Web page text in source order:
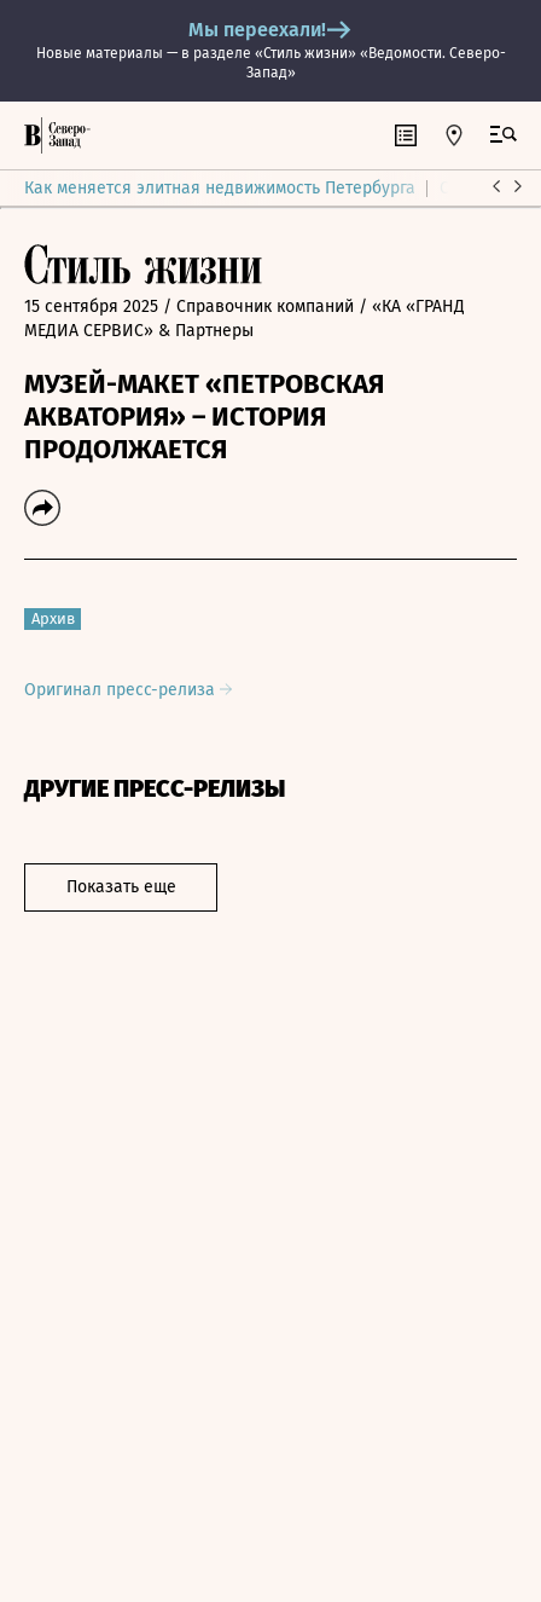
Мы переехали!
Новые материалы — в разделе «Стиль жизни» «Ведомости. Северо-
Запад»
Как меняется элитная недвижимость Петербурга Ситуация
15 сентября 2025 / Справочник компаний / «КА «ГРАНД
МЕДИА СЕРВИС» & Партнеры
МУЗЕЙ-МАКЕТ «ПЕТРОВСКАЯ
АКВАТОРИЯ» – ИСТОРИЯ
ПРОДОЛЖАЕТСЯ
Архив
Оригинал пресс-релиза
ДРУГИЕ ПРЕСС-РЕЛИЗЫ
Показать еще